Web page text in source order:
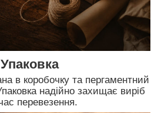
Упаковка
в коробочку та пергаментний
надійно захищає виріб
перевезення.